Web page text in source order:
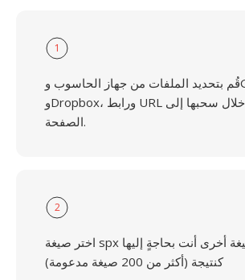
1
قُم بتحديد الملفات من جهاز الحاسوب وGoogle Drive
وDropbox، ورابط URL أو من خلال سحبها إلى
الصفحة.
2
اختر صيغة spx أو أية صيغة أخرى أنت بحاجةٍ إليها
كنتيجة (أكثر من 200 صيغة مدعومة)